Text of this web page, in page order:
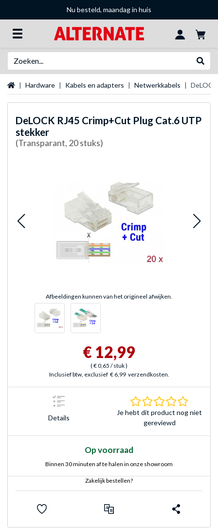
Nu besteld, maandag in huis
Startpagina
Hardware Kabels en adapters Netwerkkabels
DeLOCK RJ45 Crimp+Cut Plug Cat.6 UTP
stekker
(Transparant, 20 stuks)
Afbeeldingen kunnen van het origineel afwijken.
€ 12,99
(€ 0,65 / stuk)
Inclusief btw, exclusief € 6,99 verzendkosten.
Details
Je hebt dit product nog niet
gereviewd
Op voorraad
Binnen 30 minuten af te halen in onze showroom
Zakelijk bestellen?